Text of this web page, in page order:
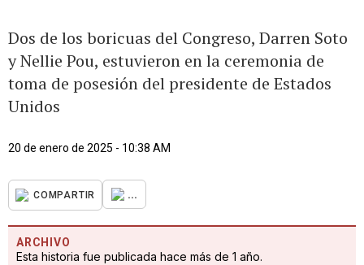
Dos de los boricuas del Congreso, Darren Soto
y Nellie Pou, estuvieron en la ceremonia de
toma de posesión del presidente de Estados
Unidos
20 de enero de 2025 - 10:38 AM
COMPARTIR ...
ARCHIVO
Esta historia fue publicada hace más de 1 año.